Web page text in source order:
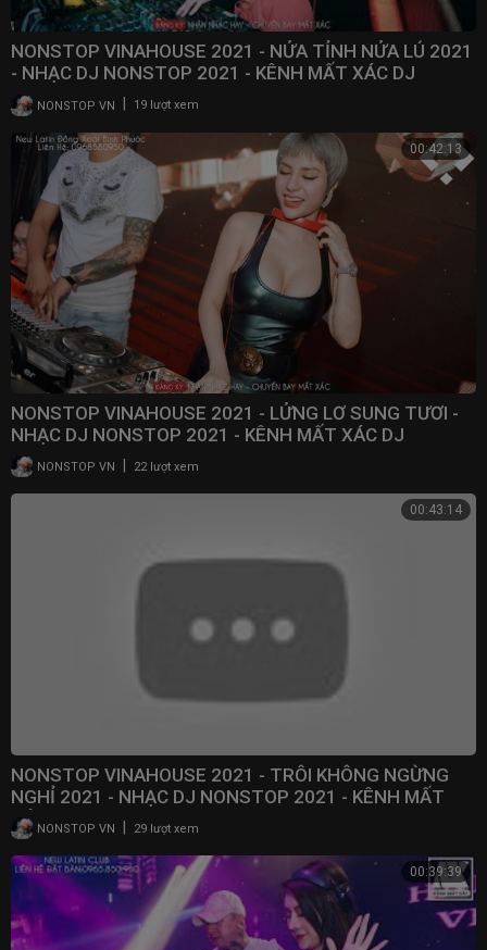
NONSTOP VINAHOUSE 2021 - NỬA TỈNH NỬA LÚ 2021
- NHẠC DJ NONSTOP 2021 - KÊNH MẤT XÁC DJ
NONSTOP VN 19 lượt xem
00:42:13
NONSTOP VINAHOUSE 2021 - LỬNG LƠ SUNG TƯƠI -
NHẠC DJ NONSTOP 2021 - KÊNH MẤT XÁC DJ
NONSTOP VN 22 lượt xem
00:43:14
NONSTOP VINAHOUSE 2021 - TRÔI KHÔNG NGỪNG
NGHỈ 2021 - NHẠC DJ NONSTOP 2021 - KÊNH MẤT
XÁC DJ
NONSTOP VN 29 lượt xem
00:39:39